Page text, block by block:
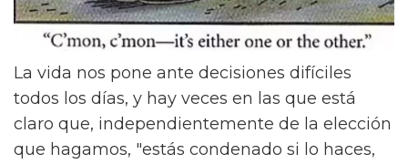
La vida nos pone ante decisiones difíciles
todos los días, y hay veces en las que está
claro que, independientemente de la elección
que hagamos, "estás condenado si lo haces,